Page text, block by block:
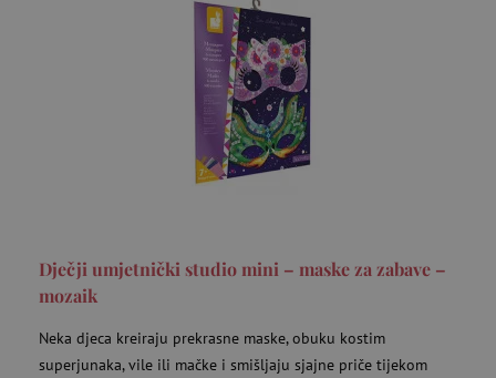
Dječji umjetnički studio mini – maske za zabave –
mozaik
Neka djeca kreiraju prekrasne maske, obuku kostim
superjunaka, vile ili mačke i smišljaju sjajne priče tijekom